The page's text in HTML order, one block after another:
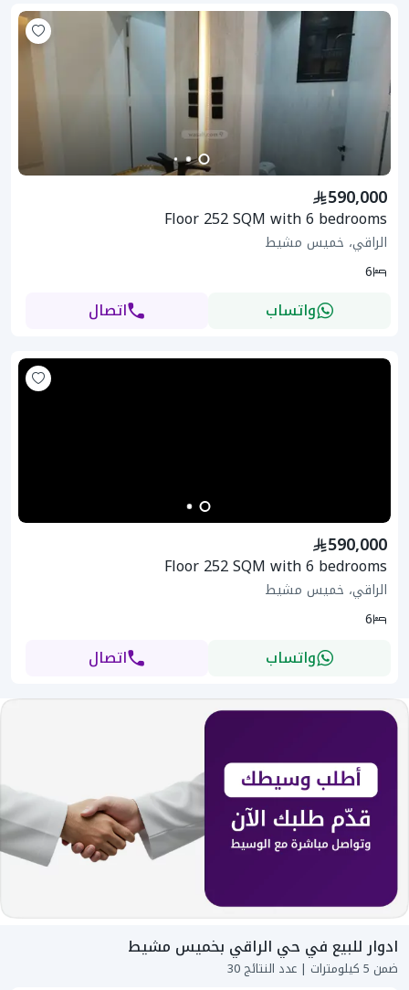
590,000
Floor 252 SQM with 6 bedrooms
الراقي، خميس مشيط
6
واتساب اتصال
590,000
Floor 252 SQM with 6 bedrooms
الراقي، خميس مشيط
6
واتساب اتصال
ادوار للبيع في حي الراقي بخميس مشيط
ضمن 5 كيلومترات | عدد النتائج 30